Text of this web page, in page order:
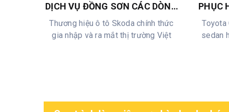
DỊCH VỤ ĐỒNG SƠN CÁC DÒNG
XE SKODA TẠI QUANG ĐỨC
AUTO - TRUNG TÂM SỬA CHỮA
Thương hiệu ô tô Skoda chính thức
gia nhập và ra mắt thị trường Việt
PHỤC
TÚI
MỤC
Toyota
sedan